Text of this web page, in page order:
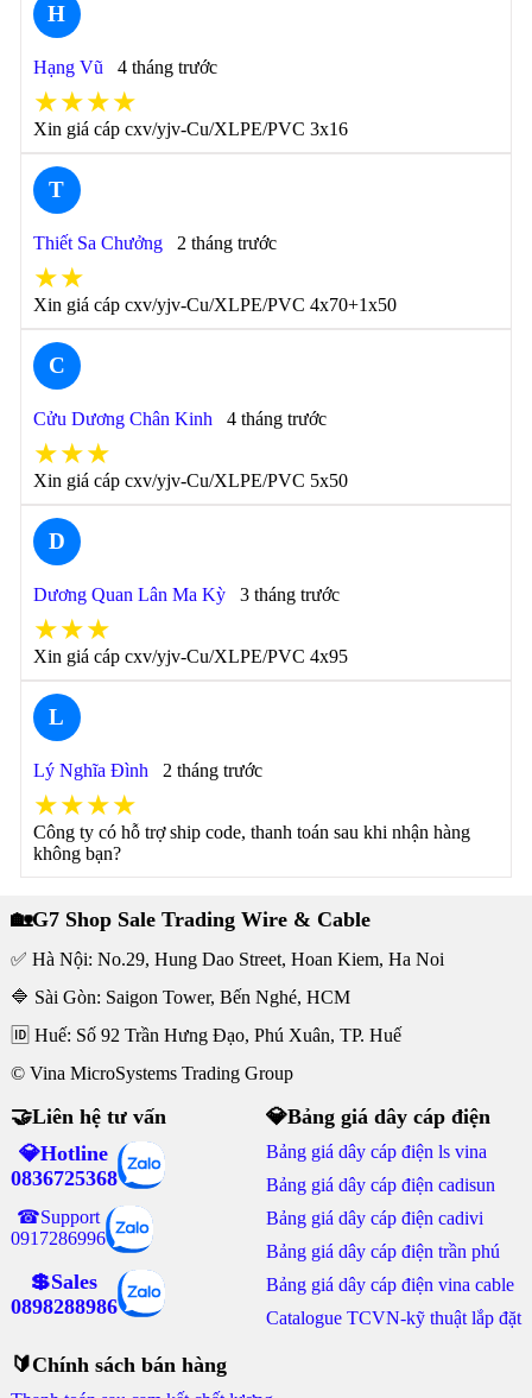
H
Hạng Vũ 4 tháng trước
★★★★
Xin giá cáp cxv/yjv-Cu/XLPE/PVC 3x16
T
Thiết Sa Chưởng 2 tháng trước
★★
Xin giá cáp cxv/yjv-Cu/XLPE/PVC 4x70+1x50
C
Cửu Dương Chân Kinh 4 tháng trước
★★★
Xin giá cáp cxv/yjv-Cu/XLPE/PVC 5x50
D
Dương Quan Lân Ma Kỳ 3 tháng trước
★★★
Xin giá cáp cxv/yjv-Cu/XLPE/PVC 4x95
L
Lý Nghĩa Đình 2 tháng trước
★★★★
Công ty có hỗ trợ ship code, thanh toán sau khi nhận hàng
không bạn?
🏡G7 Shop Sale Trading Wire & Cable
✅ Hà Nội: No.29, Hung Dao Street, Hoan Kiem, Ha Noi
🔷 Sài Gòn: Saigon Tower, Bến Nghé, HCM
🆔 Huế: Số 92 Trần Hưng Đạo, Phú Xuân, TP. Huế
© Vina MicroSystems Trading Group
🤝Liên hệ tư vấn
💎Hotline
0836725368
☎Support
0917286996
💲Sales
0898288986
💎Bảng giá dây cáp điện
Bảng giá dây cáp điện ls vina
Bảng giá dây cáp điện cadisun
Bảng giá dây cáp điện cadivi
Bảng giá dây cáp điện trần phú
Bảng giá dây cáp điện vina cable
Catalogue TCVN-kỹ thuật lắp đặt
🔰Chính sách bán hàng